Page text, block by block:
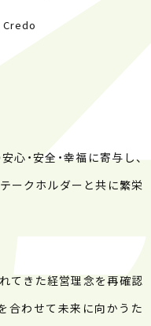
心・安全・幸福に寄与し、
ークホルダーと共に繁栄
てきた経営理念を再確認
合わせて未来に向かうた